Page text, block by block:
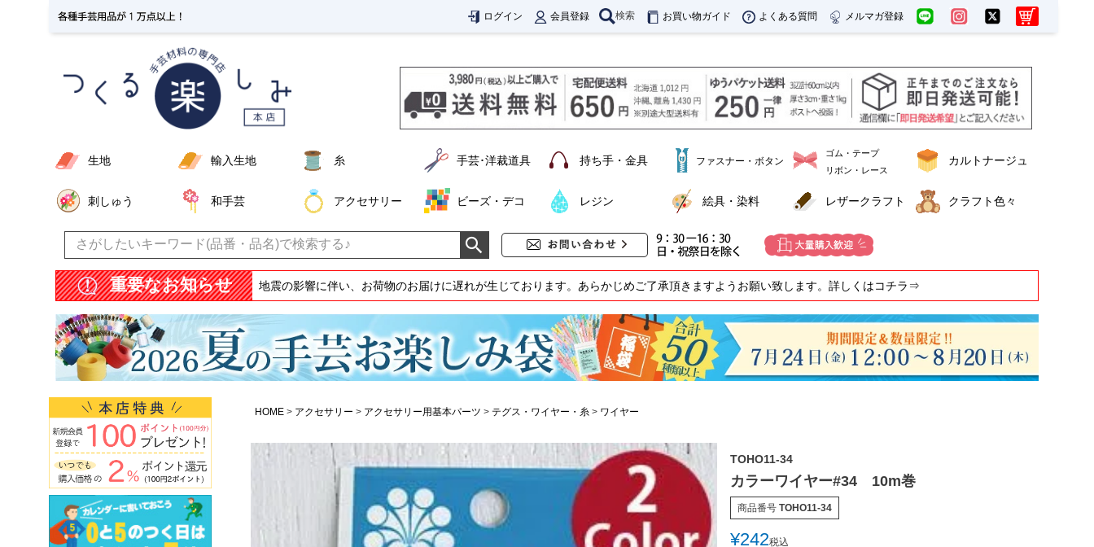
ログイン 会員登録 検索 お買い物ガイド よくある質問 メルマガ登録
生地 輸入生地 糸 手芸･洋裁道具 持ち手・金具 ファスナー・ボタン
ゴム・テープ
リボン・レース
カルトナージュ
刺しゅう 和手芸 アクセサリー ビーズ・デコ レジン 絵具・染料 レザークラフト クラフト色々
重要なお知らせ 地震の影響に伴い、お荷物のお届けに遅れが生じております。あらかじめご了承頂きますようお願い致します。詳しくはコチラ⇒
HOME アクセサリー アクセサリー用基本パーツ テグス・ワイヤー・糸 ワイヤー
TOHO11-34
カラーワイヤー#34 10m巻
商品番号 TOHO11-34
¥242税込